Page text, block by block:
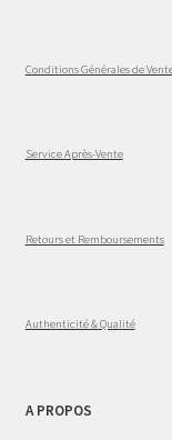
Conditions Générales de
Service Après-Vente
Retours et Remboursements
Authenticité & Qualité
A PROPOS